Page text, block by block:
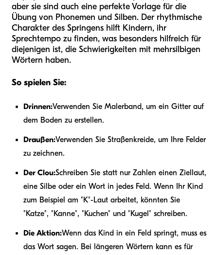
aber sie sind auch eine perfekte Vorlage für die
Übung von Phonemen und Silben. Der rhythmische
Charakter des Springens hilft Kindern, ihr
Sprechtempo zu finden, was besonders hilfreich für
diejenigen ist, die Schwierigkeiten mit mehrsilbigen
Wörtern haben.
So spielen Sie:
Drinnen:Verwenden Sie Malerband, um ein Gitter auf
dem Boden zu erstellen.
Draußen:Verwenden Sie Straßenkreide, um Ihre Felder
zu zeichnen.
Der Clou:Schreiben Sie statt nur Zahlen einen Ziellaut,
eine Silbe oder ein Wort in jedes Feld. Wenn Ihr Kind
zum Beispiel am "K"-Laut arbeitet, könnten Sie
"Katze", "Kanne", "Kuchen" und "Kugel" schreiben.
Die Aktion:Wenn das Kind in ein Feld springt, muss es
das Wort sagen. Bei längeren Wörtern kann es für